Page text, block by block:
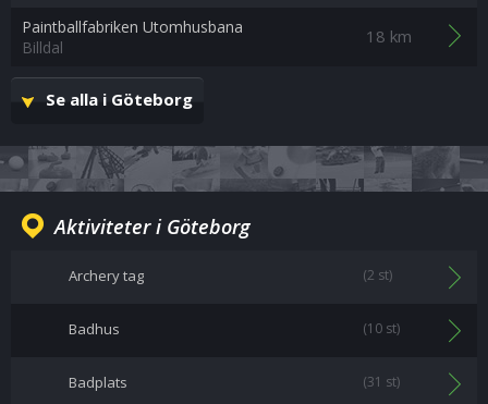
Paintballfabriken Utomhusbana
Billdal
18 km
Se alla i Göteborg
Aktiviteter i Göteborg
Archery tag (2 st)
Badhus (10 st)
Badplats (31 st)